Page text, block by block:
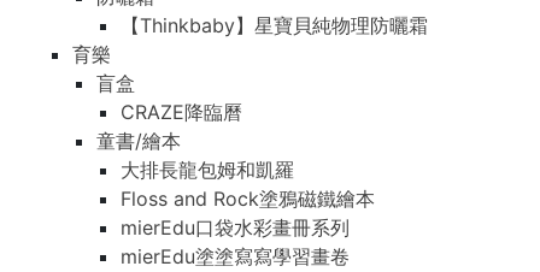
【Thinkbaby】星寶貝純物理防曬霜
育樂
盲盒
CRAZE降臨曆
童書/繪本
大排長龍包姆和凱羅
Floss and Rock塗鴉磁鐵繪本
mierEdu口袋水彩畫冊系列
mierEdu塗塗寫寫學習畫卷